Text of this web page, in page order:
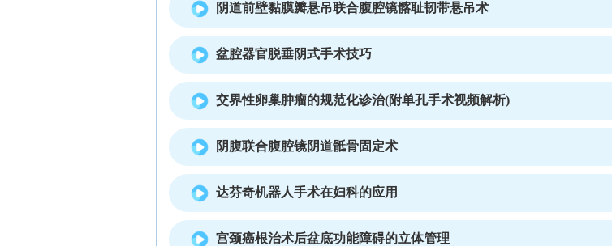
阴道前壁黏膜瓣悬吊联合腹腔镜髂耻韧带悬吊术
盆腔器官脱垂阴式手术技巧
交界性卵巢肿瘤的规范化诊治(附单孔手术视频解析)
阴腹联合腹腔镜阴道骶骨固定术
达芬奇机器人手术在妇科的应用
宫颈癌根治术后盆底功能障碍的立体管理